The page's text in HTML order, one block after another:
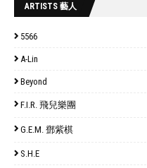
ARTISTS 藝人
5566
A-Lin
Beyond
F.I.R. 飛兒樂團
G.E.M. 鄧紫棋
S.H.E